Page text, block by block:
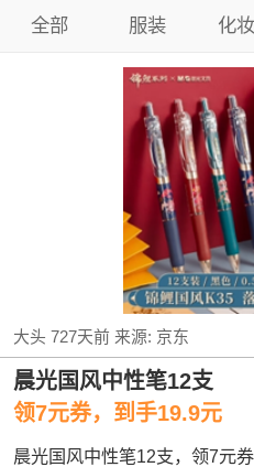
全部 服装 化
大头 727天前来源: 京东
晨光国风中性笔12支
领7元券，到手19.9元
晨光国风中性笔12支，领7元